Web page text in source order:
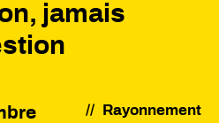
jamais
// Rayonnement